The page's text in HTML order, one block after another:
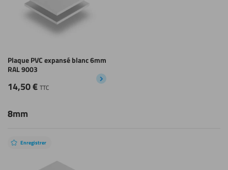
Plaque PVC expansé blanc 6mm
RAL 9003
14,50€ TTC
8mm
Enregistrer